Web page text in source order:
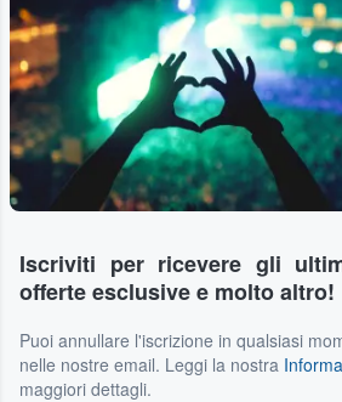
Iscriviti per ricevere gli
offerte esclusive e molto altro!
Puoi annullare l'iscrizione in qualsiasi
nelle nostre email. Leggi la nostra
maggiori dettagli.